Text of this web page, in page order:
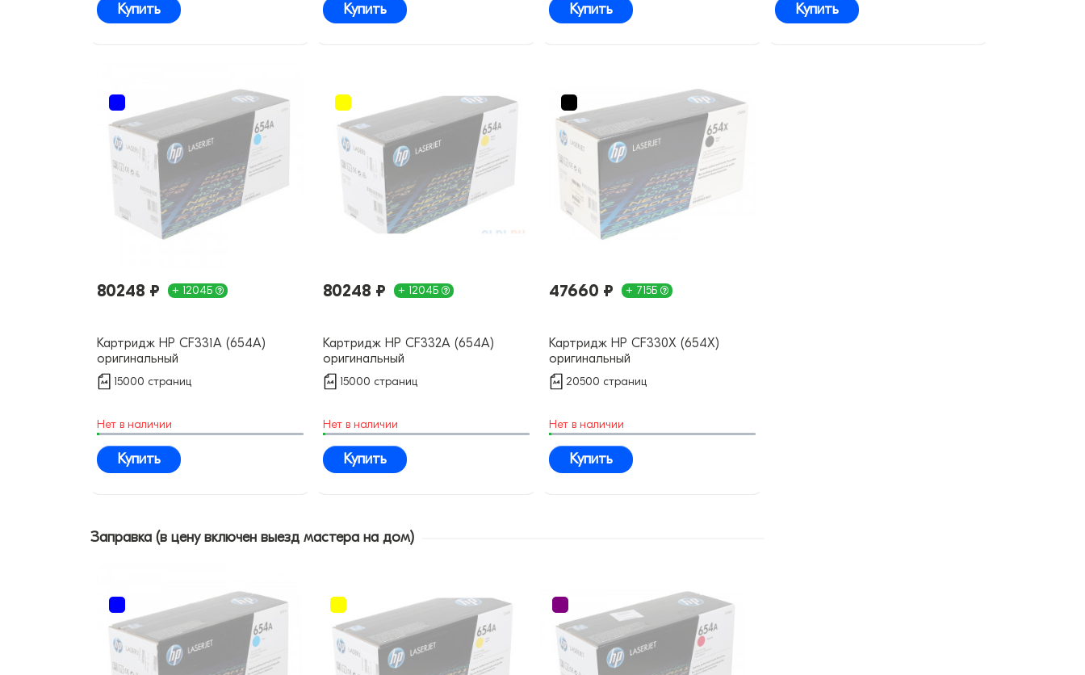
Купить Купить Купить Купить
80248 ₽ + 1204Б
Картридж HP CF331A (654A)
оригинальный
15000 страниц
Нет в наличии
Купить
80248 ₽ + 1204Б
Картридж HP CF332A (654A)
оригинальный
15000 страниц
Нет в наличии
Купить
47660 ₽ + 715Б
Картридж HP CF330X (654X)
оригинальный
20500 страниц
Нет в наличии
Купить
Заправка (в цену включен выезд мастера на дом)